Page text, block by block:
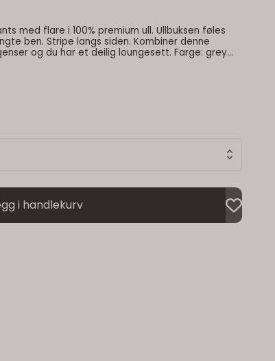
med flare i 100% premium ull. Ullbuksen føles
ben. Stripe langs siden. Kombiner denne
du har et deilig loungesett. Farge: grey
i handlekurv